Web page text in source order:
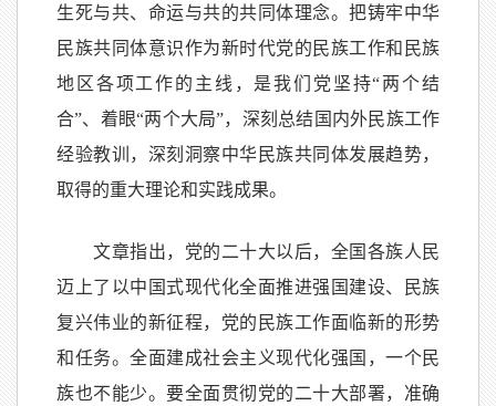
生死与共、命运与共的共同体理念。把铸牢中华
民族共同体意识作为新时代党的民族工作和民族
地区各项工作的主线，是我们党坚持“两个结
合”、着眼“两个大局”，深刻总结国内外民族工作
经验教训，深刻洞察中华民族共同体发展趋势，
取得的重大理论和实践成果。
文章指出，党的二十大以后，全国各族人民
迈上了以中国式现代化全面推进强国建设、民族
复兴伟业的新征程，党的民族工作面临新的形势
和任务。全面建成社会主义现代化强国，一个民
族也不能少。要全面贯彻党的二十大部署，准确